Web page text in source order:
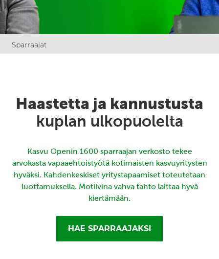
Sparraajat
Haastetta ja kannustusta
kuplan ulkopuolelta
Kasvu Openin 1600 sparraajan verkosto tekee
arvokasta vapaaehtoistyötä kotimaisten kasvuyritysten
hyväksi. Kahdenkeskiset yritystapaamiset toteutetaan
luottamuksella. Motiivina vahva tahto laittaa hyvä
kiertämään.
HAE SPARRAAJAKSI